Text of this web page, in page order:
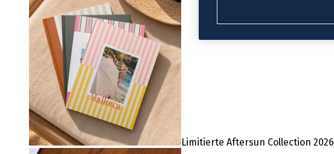
Limitierte Aftersun Collection 2026